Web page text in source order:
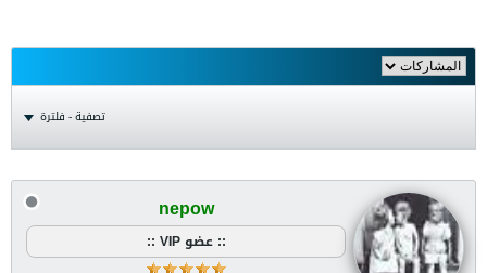
تصفية - فلترة
nepow
:: عضو VIP ::